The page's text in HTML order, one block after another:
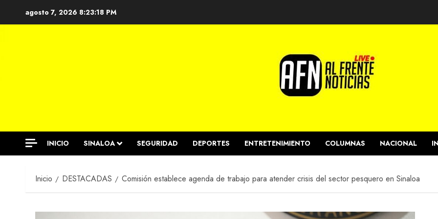
agosto 7, 2026 8:23:18 PM
INICIO SINALOA SEGURIDAD DEPORTES ENTRETENIMIENTO COLUMNAS NACIONAL
Inicio DESTACADAS Comisión establece agenda de trabajo para atender crisis del sector pesquero en Sinaloa